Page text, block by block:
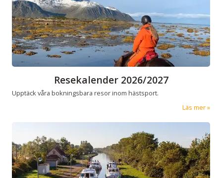
Resekalender 2026/2027
Upptäck våra bokningsbara resor inom hästsport.
Läs mer